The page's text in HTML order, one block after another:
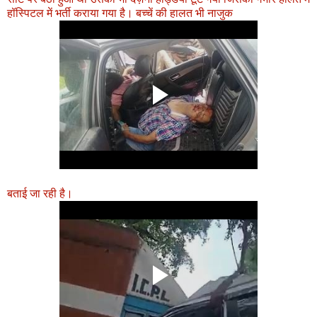
हॉस्पिटल में भर्ती कराया गया है। बच्चें की हालत भी नाजुक
बताई जा रही है।